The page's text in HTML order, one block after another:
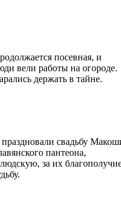
посевная, и
вели работы на огороде.
держать в тайне.
свадьбу
пантеона,
за их